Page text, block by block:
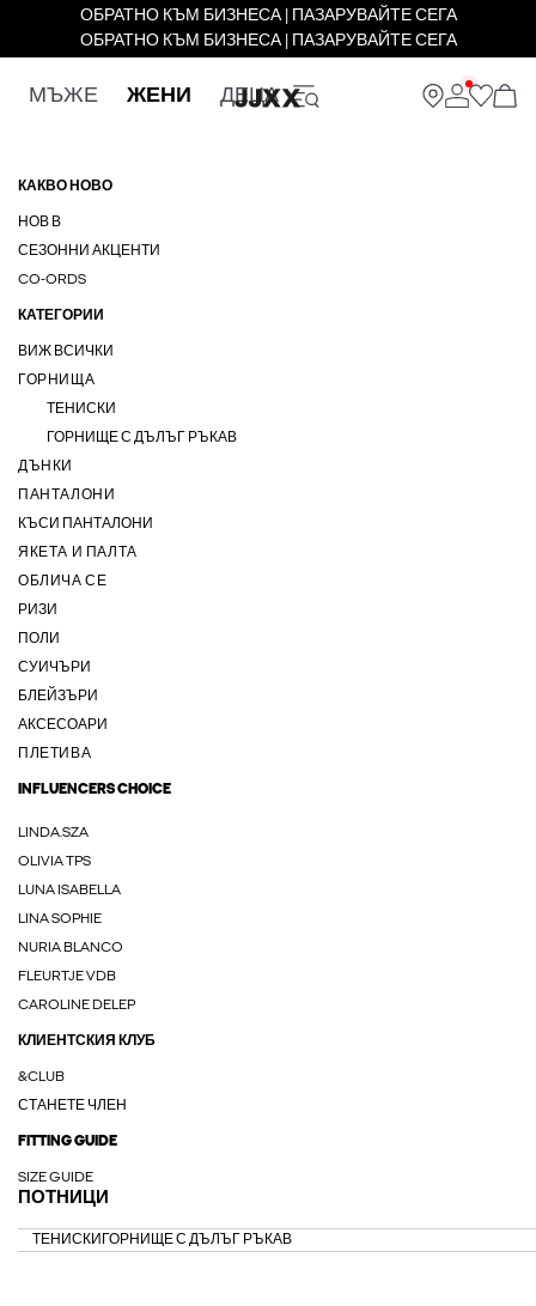
ОБРАТНО КЪМ БИЗНЕСА | ПАЗАРУВАЙТЕ СЕГА
ОБРАТНО КЪМ БИЗНЕСА | ПАЗАРУВАЙТЕ СЕГА
МЪЖЕ ЖЕНИ ДЕЦА
КАКВО НОВО
НОВ В
СЕЗОННИ АКЦЕНТИ
CO-ORDS
КАТЕГОРИИ
ВИЖ ВСИЧКИ
ГОРНИЩА
ТЕНИСКИ
ГОРНИЩЕ С ДЪЛЪГ РЪКАВ
ДЪНКИ
ПАНТАЛОНИ
КЪСИ ПАНТАЛОНИ
ЯКЕТА И ПАЛТА
ОБЛИЧА СЕ
РИЗИ
ПОЛИ
СУИЧЪРИ
БЛЕЙЗЪРИ
АКСЕСОАРИ
ПЛЕТИВА
INFLUENCERS CHOICE
LINDA.SZA
OLIVIA TPS
LUNA ISABELLA
LINA SOPHIE
NURIA BLANCO
FLEURTJE VDB
CAROLINE DELEP
КЛИЕНТСКИЯ КЛУБ
&CLUB
СТАНЕТЕ ЧЛЕН
FITTING GUIDE
SIZE GUIDE
ПОТНИЦИ
ТЕНИСКИ ГОРНИЩЕ С ДЪЛЪГ РЪКАВ